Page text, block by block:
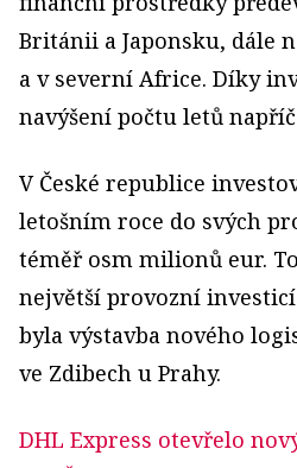
Británii a Japonsku, dále
a v severní Africe. Díky
navýšení počtu letů
V České republice
letošním roce do svých
téměř osm milionů eur.
největší provozní
byla výstavba nového
ve Zdibech u Prahy.
DHL Express otevřelo